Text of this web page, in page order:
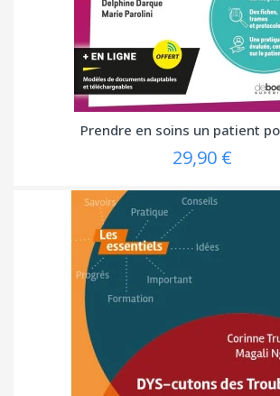
Prendre en soins un patient
29,90 €